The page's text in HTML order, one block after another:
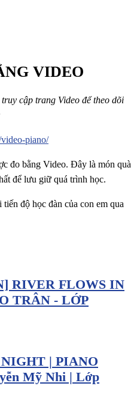
VIDEO
cập trang Video để theo dõi
piano/
đo bằng Video. Đây là món quà
để lưu giữ quá trình học.
độ học đàn của con em qua
RIVER FLOWS IN
TRÂN - LỚP
| PIANO
Mỹ Nhi | Lớp